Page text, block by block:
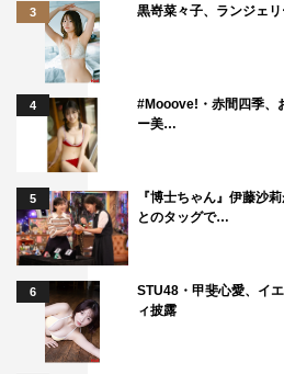
3 黒嵜菜々子、ランジェ
4
#Mooove!・赤間四季、
ー美…
5
『博士ちゃん』伊藤沙
とのタッグで…
6
STU48・甲斐心愛、イ
ィ披露